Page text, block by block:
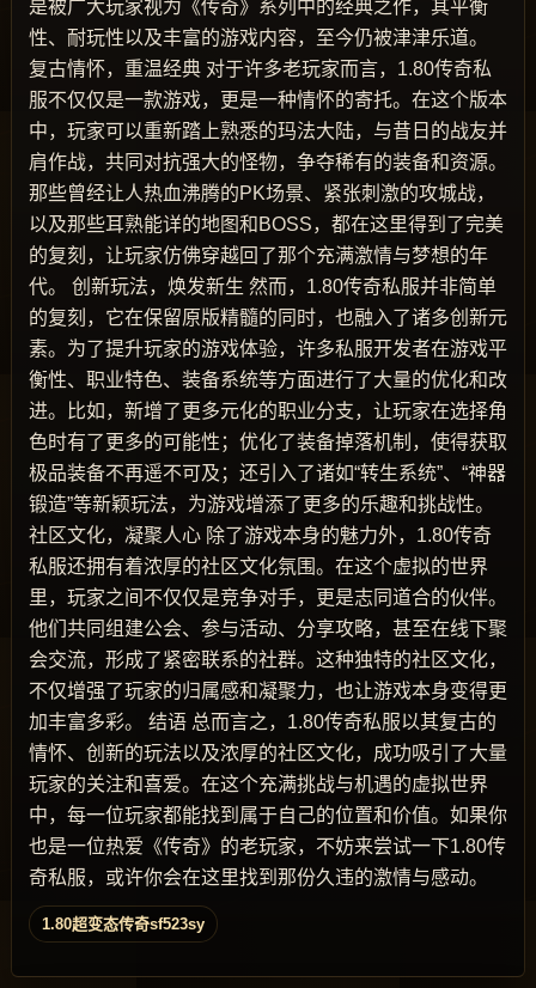
是被广大玩家视为《传奇》系列中的经典之作，其平衡
性、耐玩性以及丰富的游戏内容，至今仍被津津乐道。
复古情怀，重温经典 对于许多老玩家而言，1.80传奇私
服不仅仅是一款游戏，更是一种情怀的寄托。在这个版本
中，玩家可以重新踏上熟悉的玛法大陆，与昔日的战友并
肩作战，共同对抗强大的怪物，争夺稀有的装备和资源。
那些曾经让人热血沸腾的PK场景、紧张刺激的攻城战，
以及那些耳熟能详的地图和BOSS，都在这里得到了完美
的复刻，让玩家仿佛穿越回了那个充满激情与梦想的年
代。 创新玩法，焕发新生 然而，1.80传奇私服并非简单
的复刻，它在保留原版精髓的同时，也融入了诸多创新元
素。为了提升玩家的游戏体验，许多私服开发者在游戏平
衡性、职业特色、装备系统等方面进行了大量的优化和改
进。比如，新增了更多元化的职业分支，让玩家在选择角
色时有了更多的可能性；优化了装备掉落机制，使得获取
极品装备不再遥不可及；还引入了诸如“转生系统”、“神器
锻造”等新颖玩法，为游戏增添了更多的乐趣和挑战性。
社区文化，凝聚人心 除了游戏本身的魅力外，1.80传奇
私服还拥有着浓厚的社区文化氛围。在这个虚拟的世界
里，玩家之间不仅仅是竞争对手，更是志同道合的伙伴。
他们共同组建公会、参与活动、分享攻略，甚至在线下聚
会交流，形成了紧密联系的社群。这种独特的社区文化，
不仅增强了玩家的归属感和凝聚力，也让游戏本身变得更
加丰富多彩。 结语 总而言之，1.80传奇私服以其复古的
情怀、创新的玩法以及浓厚的社区文化，成功吸引了大量
玩家的关注和喜爱。在这个充满挑战与机遇的虚拟世界
中，每一位玩家都能找到属于自己的位置和价值。如果你
也是一位热爱《传奇》的老玩家，不妨来尝试一下1.80传
奇私服，或许你会在这里找到那份久违的激情与感动。
1.80超变态传奇sf523sy